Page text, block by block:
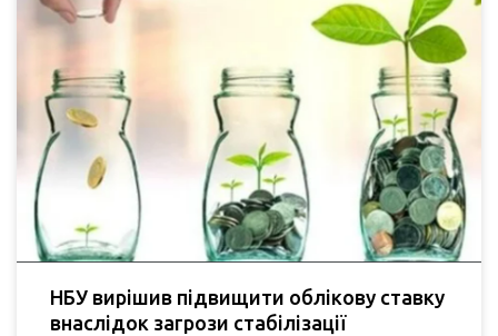
НБУ вирішив підвищити облікову ставку
внаслідок загрози стабілізації